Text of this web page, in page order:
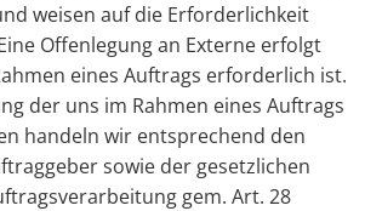
weisen auf die Erforderlichkeit
Offenlegung an Externe erfolgt
eines Auftrags erforderlich ist.
der uns im Rahmen eines Auftrags
handeln wir entsprechend den
sowie der gesetzlichen
gem. Art. 28